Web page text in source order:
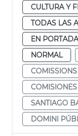
CULTURA Y
TODAS LAS
EN PORTADA
NORMAL
SANTIAGO
DOMINI